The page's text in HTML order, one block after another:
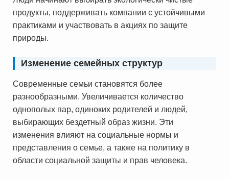
продукты, поддерживать компании с устойчивыми
практиками и участвовать в акциях по защите
природы.
Изменение семейных структур
Современные семьи становятся более
разнообразными. Увеличивается количество
однополых пар, одиноких родителей и людей,
выбирающих бездетный образ жизни. Эти
изменения влияют на социальные нормы и
представления о семье, а также на политику в
области социальной защиты и прав человека.